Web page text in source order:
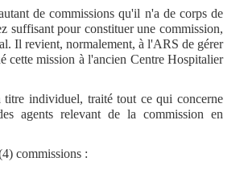
de commissions qu'il n'a de corps de
suffisant pour constituer une commission,
Il revient, normalement, à l'ARS de gérer
cette mission à l'ancien Centre Hospitalier
individuel, traité tout ce qui concerne
agents relevant de la commission en
commissions :